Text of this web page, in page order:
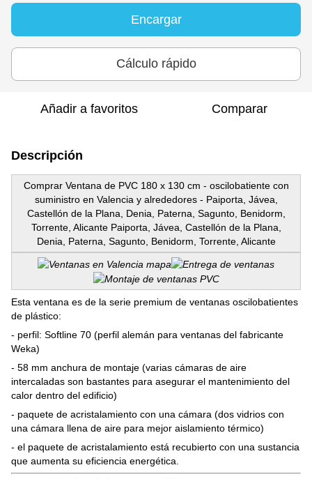
Encargar
Cálculo rápido
Añadir a favoritos Comparar
Descripción
Comprar Ventana de PVC 180 x 130 cm - oscilobatiente con
suministro en Valencia y alrededores - Paiporta, Jávea,
Castellón de la Plana, Denia, Paterna, Sagunto, Benidorm,
Torrente, Alicante Paiporta, Jávea, Castellón de la Plana,
Denia, Paterna, Sagunto, Benidorm, Torrente, Alicante
Esta ventana es de la serie premium de ventanas oscilobatientes
de plástico:
- perfil: Softline 70 (perfil alemán para ventanas del fabricante
Weka)
- 58 mm anchura de montaje (varias cámaras de aire
intercaladas son bastantes para asegurar el mantenimiento del
calor dentro del edificio)
- paquete de acristalamiento con una cámara (dos vidrios con
una cámara llena de aire para mejor aislamiento térmico)
- el paquete de acristalamiento está recubierto con una sustancia
que aumenta su eficiencia energética.